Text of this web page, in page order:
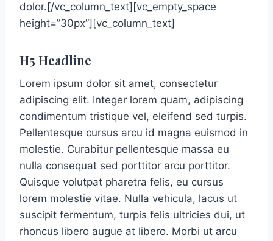
dolor.[/vc_column_text][vc_empty_space
height=”30px”][vc_column_text]
H5 Headline
Lorem ipsum dolor sit amet, consectetur
adipiscing elit. Integer lorem quam, adipiscing
condimentum tristique vel, eleifend sed turpis.
Pellentesque cursus arcu id magna euismod in
molestie. Curabitur pellentesque massa eu
nulla consequat sed porttitor arcu porttitor.
Quisque volutpat pharetra felis, eu cursus
lorem molestie vitae. Nulla vehicula, lacus ut
suscipit fermentum, turpis felis ultricies dui, ut
rhoncus libero augue at libero. Morbi ut arcu